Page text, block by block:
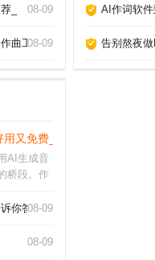
_ 08-09
曲工具_
08-09
AI作词软
告别熬夜
又免费_
AI生成音
桥段。作
现它们确
不同软件
你答案_
08-09
08-09